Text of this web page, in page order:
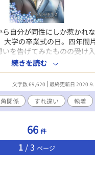
自分が同性にしか惹かれ
大学の卒業式の日。四年間
を告げてみたものの受け
友への想いを絶ちきれない
っかけで職場の上司であ
二年が経ち、桐生との関係
る日。偶然にもかつての
。 愛ゆえに強引に奪った男
そして自分の性癖への後ろ
続きを読む
文字数 69,620 最終更新日
関係 すれ違い 執着
66 件
1 / 3 ページ